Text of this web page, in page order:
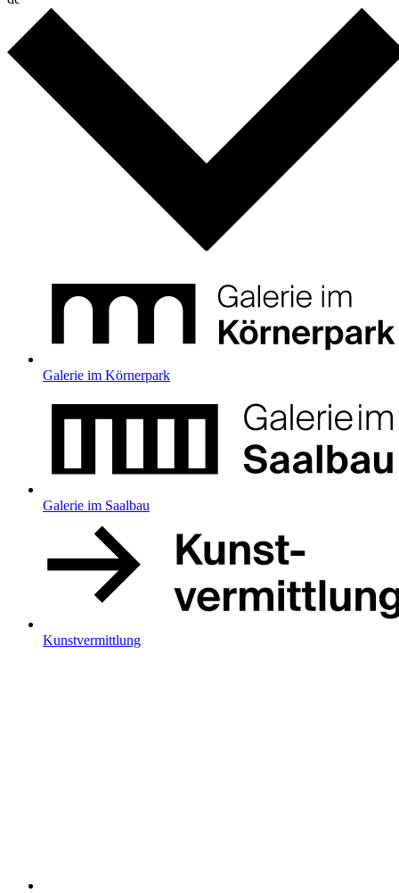
Galerie im Körnerpark
Galerie im Saalbau
Kunstvermittlung